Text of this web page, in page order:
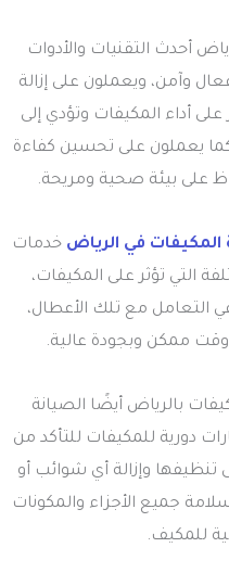
أحدث التقنيات والأدوات
وآمن، ويعملون على إزالة
أداء المكيفات وتؤدي إلى
يعملون على تحسين كفاءة
على بيئة صحية ومريحة.
المكيفات في الرياض خدمات
التي تؤثر على المكيفات،
التعامل مع تلك الأعطال،
ممكن وبجودة عالية.
بالرياض أيضًا الصيانة
دورية للمكيفات للتأكد من
وإزالة أي شوائب أو
جميع الأجزاء والمكونات
للمكيف.